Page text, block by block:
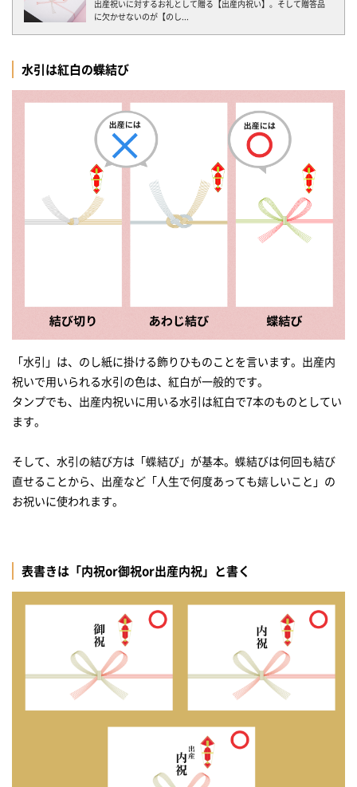
出産祝いに対するお礼として贈る【出産内祝い】。そして贈答品
に欠かせないのが【のし...
水引は紅白の蝶結び
「水引」は、のし紙に掛ける飾りひものことを言います。出産内
祝いで用いられる水引の色は、紅白が一般的です。
タンプでも、出産内祝いに用いる水引は紅白で7本のものとしてい
ます。
そして、水引の結び方は「蝶結び」が基本。蝶結びは何回も結び
直せることから、出産など「人生で何度あっても嬉しいこと」の
お祝いに使われます。
表書きは「内祝or御祝or出産内祝」と書く